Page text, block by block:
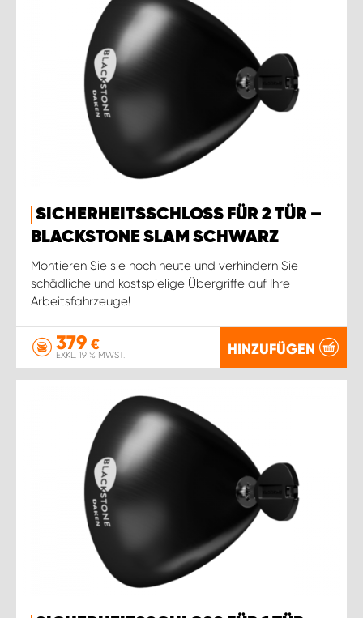
SICHERHEITSSCHLOSS FÜR 2 TÜR –
BLACKSTONE SLAM SCHWARZ
Montieren Sie sie noch heute und verhindern Sie
schädliche und kostspielige Übergriffe auf Ihre
Arbeitsfahrzeuge!
379 €
EXKL. 19 % MWST. HINZUFÜGEN